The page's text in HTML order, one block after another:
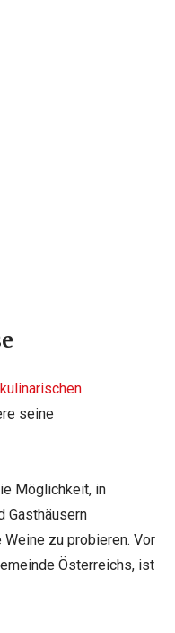
kulinarischen
seine
Möglichkeit, in
Gasthäusern
zu probieren. Vor
Österreichs, ist